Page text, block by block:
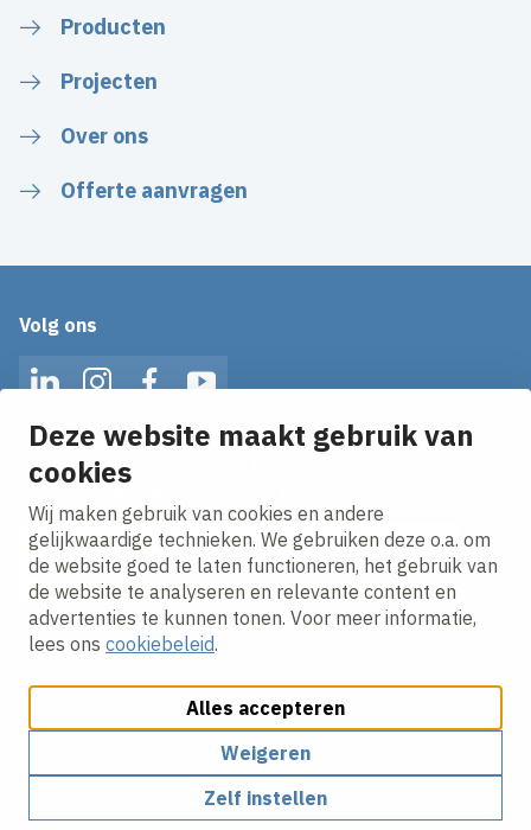
Deze website maakt gebruik van
cookies
Wij maken gebruik van cookies en andere
gelijkwaardige technieken. We gebruiken deze o.a. om
de website goed te laten functioneren, het gebruik van
de website te analyseren en relevante content en
advertenties te kunnen tonen. Voor meer informatie,
lees ons cookiebeleid.
Alles accepteren
Weigeren
Zelf instellen
Producten
Projecten
Over ons
Offerte aanvragen
Volg ons
Op de hoogte blijven van het laatste nieuws?
Ontvang onze nieuws alerts in je mailbox!
E-mailadres
Ik ga akkoord met hetprivacy statement.
Cookies aanpassenCookie beleidPrivacy policy
Responsible disclosure